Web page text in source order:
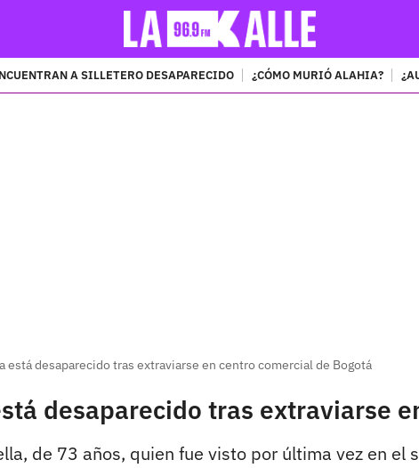
A SILLETERO DESAPARECIDO ¿CÓMO MURIÓ ALAHIA?
está desaparecido tras extraviarse en centro comercial de Bogotá
desaparecido tras extraviarse
de 73 años, quien fue visto por última vez en el